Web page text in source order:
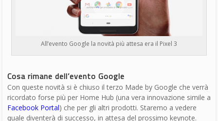
Giornalista esperto di tecnologia, da oltre 20
anni si occupa di innovazione, mondo digitale,
hardware, software e social. È stato direttore
editoriale della rivista scientifica Newton e ha lavorato per 11
anni al Gruppo Sole 24 Ore. È il fondatore e direttore
responsabile di Digitalic